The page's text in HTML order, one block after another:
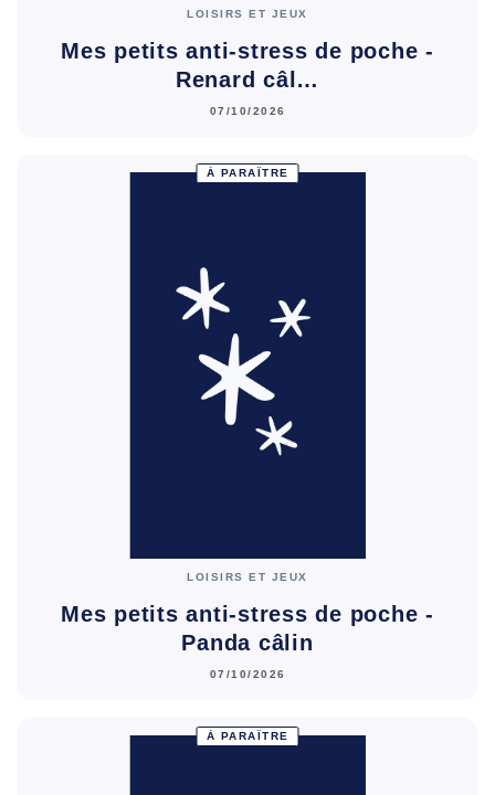
LOISIRS ET JEUX
Mes petits anti-stress de poche -
Renard câl…
07/10/2026
À PARAÎTRE
LOISIRS ET JEUX
Mes petits anti-stress de poche -
Panda câlin
07/10/2026
À PARAÎTRE